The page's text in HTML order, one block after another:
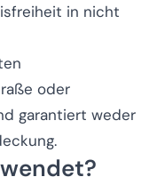
in nicht
oder
garantiert weder